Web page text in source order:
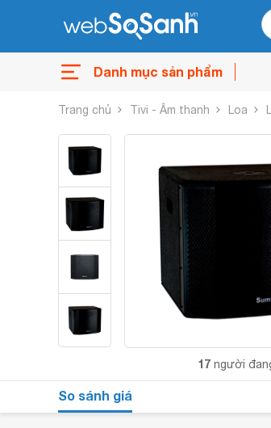
Danh mục sản phẩm
Trang chủ Tivi - Âm thanh Loa
17 người
So sánh giá